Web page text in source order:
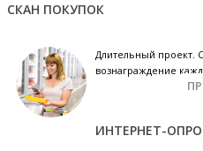
СКАН ПОКУПОК
Длительный проект.
вознаграждение
ИНТЕРНЕТ-